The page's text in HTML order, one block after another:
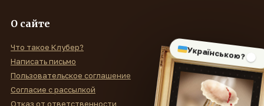
Українською?
О сайте
Что такое Клубер?
Написать письмо
Пользовательское соглашение
Согласие с рассылкой
Отказ от ответственности